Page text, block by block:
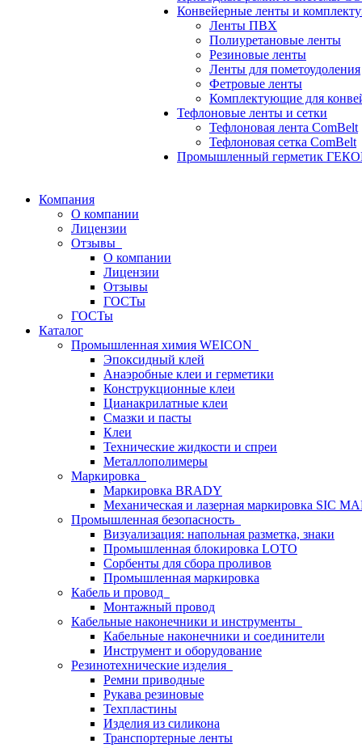
Конвейерные ленты и
Ленты ПВХ
Полиуретановые ленты
Резиновые ленты
Ленты для пометоудоления
Фетровые ленты
Комплектующие для
Тефлоновые ленты и сетки
Тефлоновая лента ComBelt
Тефлоновая сетка ComBelt
Промышленный герметик
Компания
О компании
Лицензии
Отзывы
О компании
Лицензии
Отзывы
ГОСТы
ГОСТы
Каталог
Промышленная химия WEICON
Эпоксидный клей
Анаэробные клеи и герметики
Конструкционные клеи
Цианакрилатные клеи
Смазки и пасты
Клеи
Технические жидкости и спреи
Металлополимеры
Маркировка
Маркировка BRADY
Механическая и лазерная маркировка SIC
Промышленная безопасность
Визуализация: напольная разметка, знаки
Промышленная блокировка LOTO
Сорбенты для сбора проливов
Промышленная маркировка
Кабель и провод
Монтажный провод
Кабельные наконечники и инструменты
Кабельные наконечники и соединители
Инструмент и оборудование
Резинотехнические изделия
Ремни приводные
Рукава резиновые
Техпластины
Изделия из силикона
Транспортерные ленты